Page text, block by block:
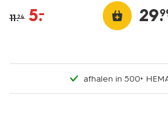
11.24 5.
– 29.
afhalen in 500+